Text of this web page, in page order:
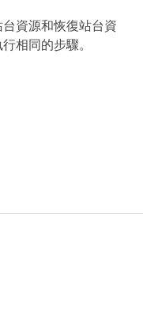
台資源和恢復站台資
相同的步驟。